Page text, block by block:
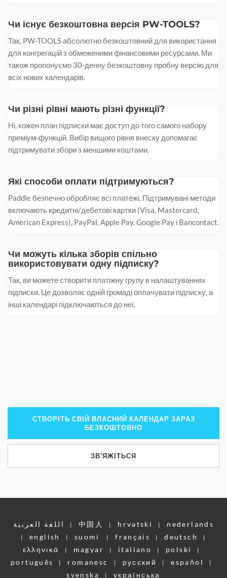
Чи існує безкоштовна версія PW-TOOLS?
Так, PW-TOOLS абсолютно безкоштовний для використання
для конгрегацій з обмеженими фінансовими ресурсами. Ми
також пропонуємо 30-денну безкоштовну пробну версію для
всіх нових календарів.
Чи різні рівні мають різні функції?
Ні, кожен план підписки має доступ до того самого набору
преміум-функцій. Вибір вищого рівня внеску допомагає
підтримувати збори з меншими коштами.
Які способи оплати підтримуються?
Paddle безпечно обробляє всі платежі. Підтримувані методи
включають кредитні/дебетові картки (Visa, Mastercard,
American Express), PayPal, Apple Pay, Google Pay і Bancontact.
Чи можуть кілька зборів спільно
використовувати одну підписку?
Так, ви можете створити платіжну групу в налаштуваннях
підписки. Це дозволяє одній громаді оплачувати підписку, а
інші календарі підключаються до неї.
СТВОРІТЬ СВІЙ ВЛАСНИЙ КАЛЕНДАР ЗАРАЗ
БЕЗКОШТОВНО
ЗВ'ЯЖІТЬСЯ
اللغة العربية | 中国人 | hrvatski | nederlands
| english | suomi | français | deutsch |
ελληνικά | magyar | italiano | polski |
português | romanesc | pусский | español |
svenska | українська